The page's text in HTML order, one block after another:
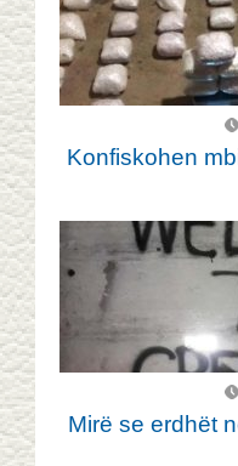
Konfiskohen
Mirë se erdhët